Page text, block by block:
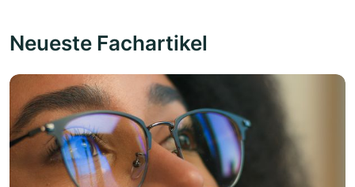
Neueste Fachartikel